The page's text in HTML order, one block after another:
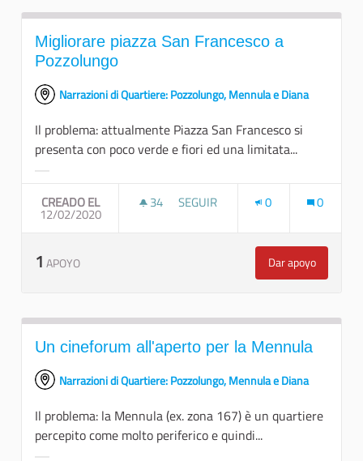
Migliorare piazza San Francesco a
Pozzolungo
Narrazioni di Quartiere: Pozzolungo, Mennula e Diana
Il problema: attualmente Piazza San Francesco si
presenta con poco verde e fiori ed una limitata...
CREADO EL
12/02/2020
34 34 SEGUIDORAS
SEGUIR 0 0
1 APOYO Dar apoyo
Migliorare
Un cineforum all'aperto per la Mennula
Narrazioni di Quartiere: Pozzolungo, Mennula e Diana
Il problema: la Mennula (ex. zona 167) è un quartiere
percepito come molto periferico e quindi...